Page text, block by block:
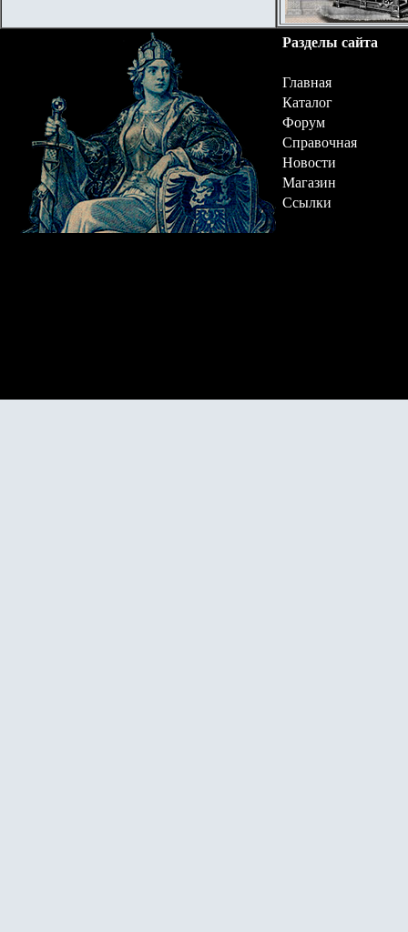
Разделы сайта
Главная
Каталог
Форум
Справочная
Новости
Магазин
Ссылки